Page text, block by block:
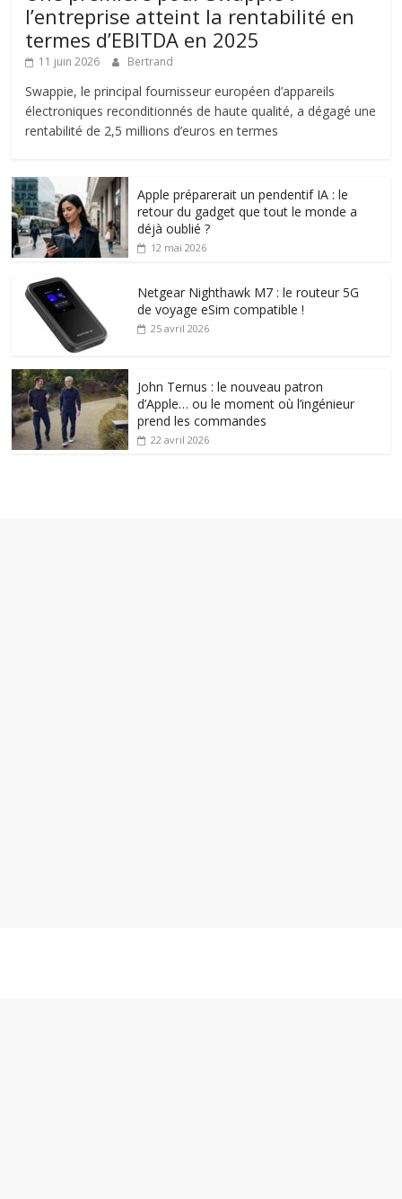
l’entreprise atteint la rentabilité en
termes d’EBITDA en 2025
11 juin 2026 Bertrand
Swappie, le principal fournisseur européen d’appareils
électroniques reconditionnés de haute qualité, a dégagé une
rentabilité de 2,5 millions d’euros en termes
Apple préparerait un pendentif IA : le
retour du gadget que tout le monde a
déjà oublié ?
12 mai 2026
Netgear Nighthawk M7 : le routeur 5G
de voyage eSim compatible !
25 avril 2026
John Ternus : le nouveau patron
d’Apple… ou le moment où l’ingénieur
prend les commandes
22 avril 2026